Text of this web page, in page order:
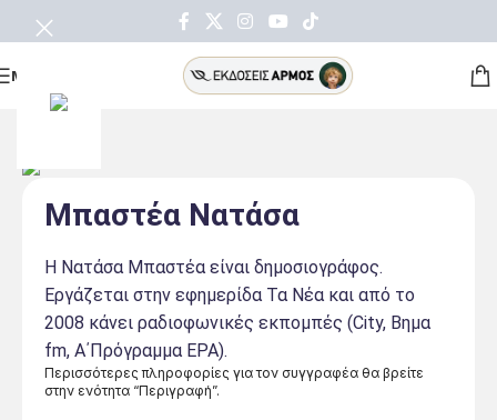
ΜΕΝΟΥ
Μπαστέα Νατάσα
H Νατάσα Μπαστέα είναι δημοσιογράφος.
Εργάζεται στην εφημερίδα Τα Νέα και από το
2008 κάνει ραδιοφωνικές εκπομπές (City, Bημα
fm, Α΄Πρόγραμμα ΕΡΑ).
Περισσότερες πληροφορίες για τον συγγραφέα θα βρείτε
στην ενότητα “Περιγραφή”.